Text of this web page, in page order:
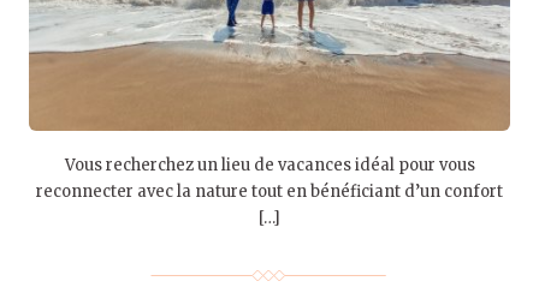
Vous recherchez un lieu de vacances idéal pour vous
reconnecter avec la nature tout en bénéficiant d’un confort
[…]